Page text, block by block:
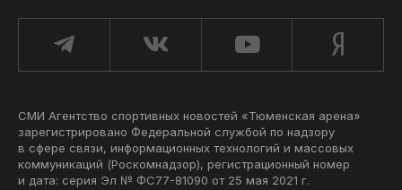
СМИ Агентство спортивных новостей «Тюменская арена»
зарегистрировано Федеральной службой по надзору
в сфере связи, информационных технологий и массовых
коммуникаций (Роскомнадзор), регистрационный номер
и дата: серия Эл № ФС77-81090 от 25 мая 2021 г.